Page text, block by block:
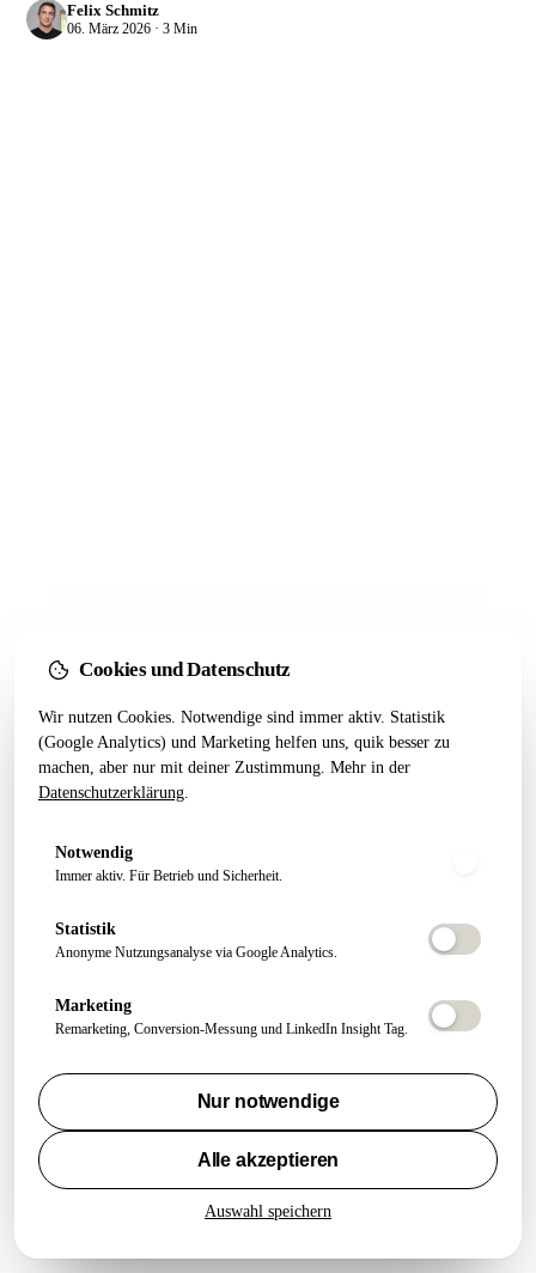
Felix Schmitz
06. März 2026 · 3 Min
Vorname
Geschäftliche E-Mail
Ich akzeptiere die
Letter.
Kostenfreien Termin buchen
Cookies und Datenschutz
Wir nutzen Cookies. Notwendige sind immer aktiv. Statistik
(Google Analytics) und Marketing helfen uns, quik besser zu
machen, aber nur mit deiner Zustimmung. Mehr in der
Datenschutzerklärung
Notwendig
Immer aktiv. Für Betrieb und Sicherheit.
Statistik
Anonyme Nutzungsanalyse via Google Analytics.
Marketing
Remarketing, Conversion-Messung und LinkedIn Insight Tag.
Nur notwendige
Alle akzeptieren
Auswahl speichern